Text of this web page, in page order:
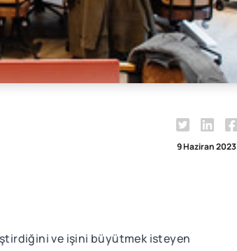
9 Haziran 2023
ve işini büyütmek isteyen